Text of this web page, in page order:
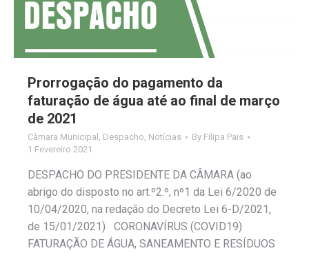
Prorrogação do pagamento da
faturação de água até ao final de março
de 2021
Câmara Municipal Despacho Notícias By Filipa Pais
1 Fevereiro 2021
DESPACHO DO PRESIDENTE DA CÂMARA (ao
abrigo do disposto no art.º2.º, nº1 da Lei 6/2020 de
10/04/2020, na redação do Decreto Lei 6-D/2021,
de 15/01/2021) CORONAVÍRUS (COVID19)
FATURAÇÃO DE ÁGUA, SANEAMENTO E RESÍDUOS